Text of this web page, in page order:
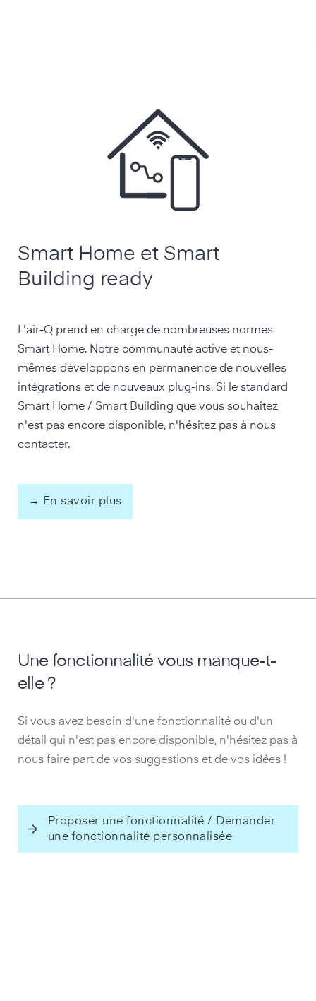
Smart Home et Smart
Building ready
L'air-Q prend en charge de nombreuses normes
Smart Home. Notre communauté active et nous-
mêmes développons en permanence de nouvelles
intégrations et de nouveaux plug-ins. Si le standard
Smart Home / Smart Building que vous souhaitez
n'est pas encore disponible, n'hésitez pas à nous
contacter.
→ En savoir plus
Une fonctionnalité vous manque-t-
elle ?
Si vous avez besoin d'une fonctionnalité ou d'un
détail qui n'est pas encore disponible, n'hésitez pas à
nous faire part de vos suggestions et de vos idées !
Proposer une fonctionnalité / Demander
une fonctionnalité personnalisée